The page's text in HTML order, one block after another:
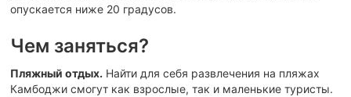
опускается ниже 20 градусов.
Чем заняться?
Пляжный отдых. Найти для себя развлечения на пляжах
Камбоджи смогут как взрослые, так и маленькие туристы.